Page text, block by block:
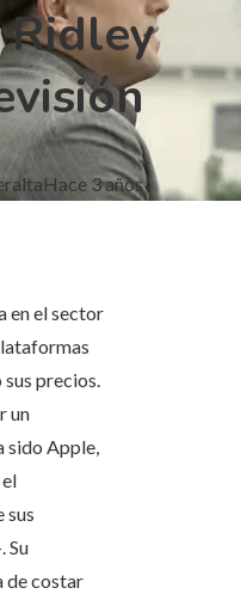
Ridley
Hace 3 años
en el sector
precios.
un
sido Apple,
sus
Su
de costar